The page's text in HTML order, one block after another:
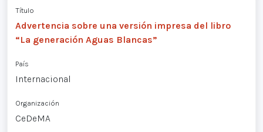
Título
Advertencia sobre una versión impresa del libro
“La generación Aguas Blancas”
País
Internacional
Organización
CeDeMA